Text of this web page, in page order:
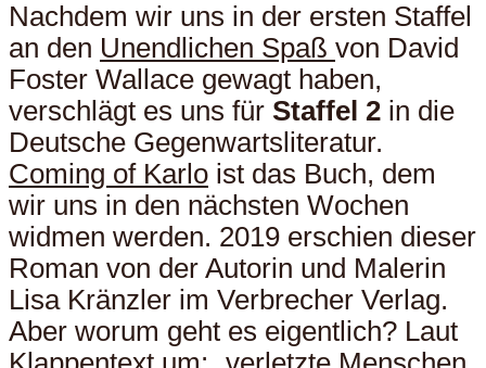
Nachdem wir uns in der ersten Staffel
an den Unendlichen Spaß von David
Foster Wallace gewagt haben,
verschlägt es uns für Staffel 2 in die
Deutsche Gegenwartsliteratur.
Coming of Karlo ist das Buch, dem
wir uns in den nächsten Wochen
widmen werden. 2019 erschien dieser
Roman von der Autorin und Malerin
Lisa Kränzler im Verbrecher Verlag.
Aber worum geht es eigentlich? Laut